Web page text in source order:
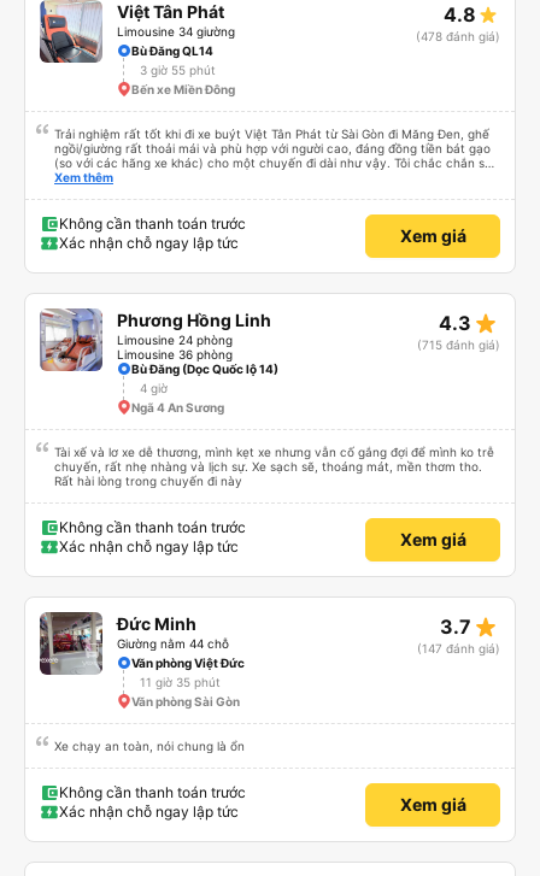
Việt Tân Phát
Limousine 34 giường
4.8
(478 đánh giá)
Bù Đăng QL14
3 giờ 55 phút
Bến xe Miền Đông
Trải nghiệm rất tốt khi đi xe buýt Việt Tân Phát từ Sài Gòn đi Măng Đen, ghế
ngồi/giường rất thoải mái và phù hợp với người cao, đáng đồng tiền bát gạo
(so với các hãng xe khác) cho một chuyến đi dài như vậy. Tôi chắc chắn sẽ
sử dụng lại sau.
Xem thêm
Không cần thanh toán trước
Xác nhận chỗ ngay lập tức
Xem giá
Phương Hồng Linh
Limousine 24 phòng
Limousine 36 phòng
4.3 star_rate
(715 đánh giá)
Bù Đăng (Dọc Quốc lộ 14)
4 giờ
Ngã 4 An Sương
Tài xế và lơ xe dễ thương, mình kẹt xe nhưng vẫn cố gắng đợi để mình ko trễ
chuyến, rất nhẹ nhàng và lịch sự. Xe sạch sẽ, thoáng mát, mền thơm tho.
Rất hài lòng trong chuyến đi này
Không cần thanh toán trước
Xác nhận chỗ ngay lập tức
Xem giá
Đức Minh
Giường nằm 44 chỗ
3.7 star_rate
(147 đánh giá)
Văn phòng Việt Đức
11 giờ 35 phút
Văn phòng Sài Gòn
Xe chạy an toàn, nói chung là ổn
Không cần thanh toán trước
Xác nhận chỗ ngay lập tức
Xem giá